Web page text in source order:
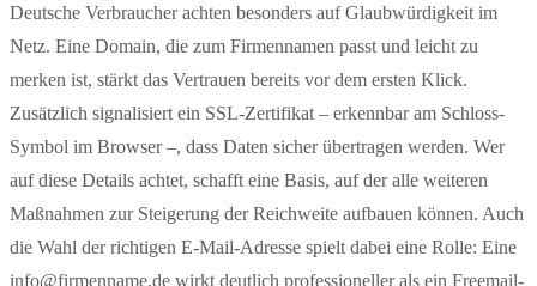
Deutsche Verbraucher achten besonders auf Glaubwürdigkeit im
Netz. Eine Domain, die zum Firmennamen passt und leicht zu
merken ist, stärkt das Vertrauen bereits vor dem ersten Klick.
Zusätzlich signalisiert ein SSL-Zertifikat – erkennbar am Schloss-
Symbol im Browser –, dass Daten sicher übertragen werden. Wer
auf diese Details achtet, schafft eine Basis, auf der alle weiteren
Maßnahmen zur Steigerung der Reichweite aufbauen können. Auch
die Wahl der richtigen E-Mail-Adresse spielt dabei eine Rolle: Eine
info@firmenname.de wirkt deutlich professioneller als ein Freemail-